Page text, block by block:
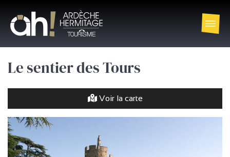
Le sentier des Tours
Voir la carte